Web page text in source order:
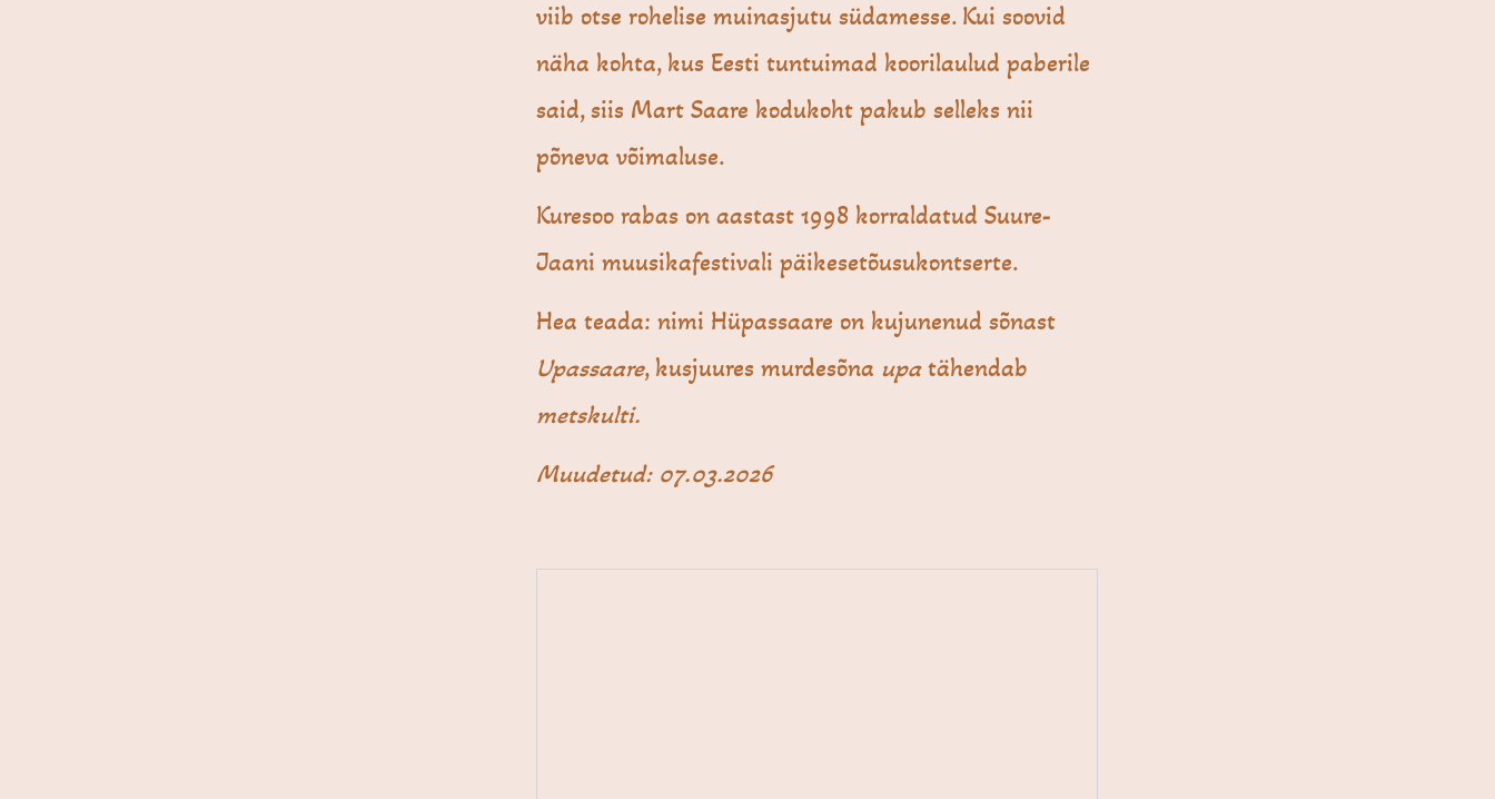
viib otse rohelise muinasjutu südamesse. Kui soovid
näha kohta, kus Eesti tuntuimad koorilaulud paberile
said, siis Mart Saare kodukoht pakub selleks nii
põneva võimaluse.
Kuresoo rabas on aastast 1998 korraldatud Suure-
Jaani muusikafestivali päikesetõusukontserte.
Hea teada: nimi Hüpassaare on kujunenud sõnast
Upassaare, kusjuures murdesõna upatähendab
metskulti.
Muudetud: 07.03.2026